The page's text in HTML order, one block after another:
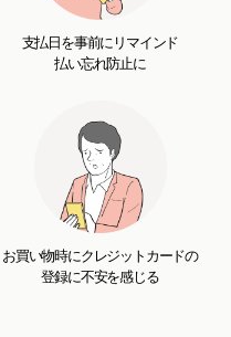
支払日を事前にリマインド
払い忘れ防止に
お買い物時にクレジットカードの
登録に不安を感じる